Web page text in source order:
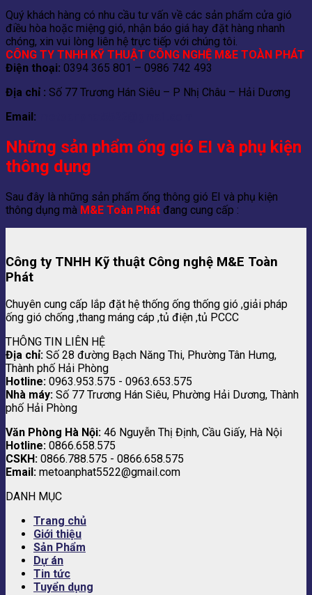
Quý khách hàng có nhu cầu tư vấn về các sản phẩm cửa gió
điều hòa hoặc miệng gió, nhận báo giá hay đặt hàng nhanh
chóng, xin vui lòng liên hệ trực tiếp với chúng tôi.
CÔNG TY TNHH KỸ THUẬT CÔNG NGHỆ M&E TOÀN PHÁT
Điện thoại: 0394 365 801 – 0986 742 493
Địa chỉ : Số 77 Trương Hán Siêu – P Nhị Châu – Hải Dương
Email:
Những sản phẩm ống gió EI và phụ kiện
thông dụng
Sau đây là những sản phẩm ống thông gió EI và phụ kiện
thông dụng mà M&E Toàn Phát đang cung cấp :
Công ty TNHH Kỹ thuật Công nghệ M&E Toàn
Phát
Chuyên cung cấp lắp đặt hệ thống ống thống gió ,giải pháp
ống gió chống ,thang máng cáp ,tủ điện ,tủ PCCC
THÔNG TIN LIÊN HỆ
Địa chỉ: Số 28 đường Bạch Năng Thi, Phường Tân Hưng,
Thành phố Hải Phòng
Hotline: 0963.953.575 - 0963.653.575
Nhà máy: Số 77 Trương Hán Siêu, Phường Hải Dương, Thành
phố Hải Phòng
Văn Phòng Hà Nội: 46 Nguyễn Thị Định, Cầu Giấy, Hà Nội
Hotline: 0866.658.575
CSKH: 0866.788.575 - 0866.658.575
Email: metoanphat5522@gmail.com
DANH MỤC
Trang chủ
Giới thiệu
Sản Phẩm
Dự án
Tin tức
Tuyển dụng